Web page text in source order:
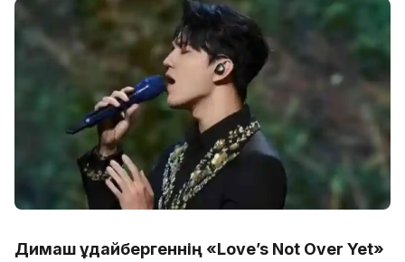
Димаш Құдайбергеннің «Love’s Not Over Yet»